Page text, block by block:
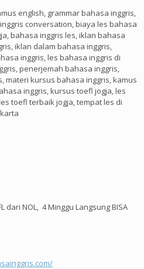
english, grammar bahasa inggris,
conversation, biaya les bahasa
bahasa inggris les, iklan bahasa
iklan dalam bahasa inggris,
inggris, les bahasa inggris di
penerjemah bahasa inggris,
materi kursus bahasa inggris, kamus
inggris, kursus toefl jogja, les
toefl terbaik jogja, tempat les di
dari NOL, 4 Minggu Langsung BISA